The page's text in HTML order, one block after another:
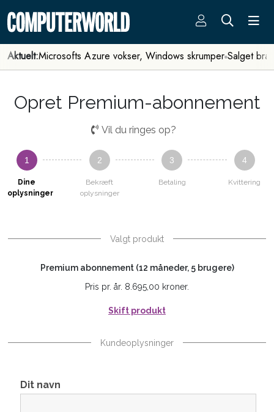
Aktuelt:Microsofts Azure vokser, Windows skrumper Salget
Opret Premium-abonnement
Vil du ringes op?
1
Dine
oplysninger
2
Bekræft
oplysninger
3
Betaling
4
Kvittering
Valgt produkt
Premium abonnement (12 måneder, 5 brugere)
Pris pr. år. 8.695,00 kroner.
Skift produkt
Kundeoplysninger
Dit navn